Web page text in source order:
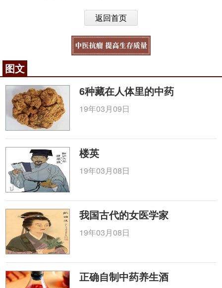
返回首页
图文
6种藏在人体里的中药
19年03月09日
楼英
19年03月08日
我国古代的女医学家
19年03月08日
正确自制中药养生酒